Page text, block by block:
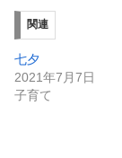
関連
七夕
2021年7月7日
子育て